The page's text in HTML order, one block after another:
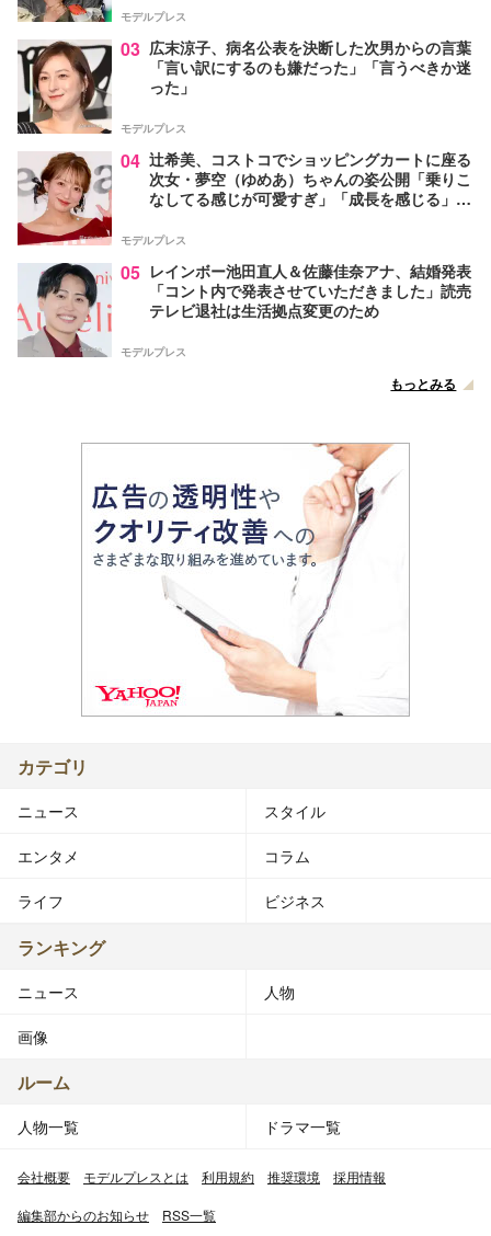
モデルプレス
03 広末涼子、病名公表を決断した次男からの言葉
「言い訳にするのも嫌だった」「言うべきか迷
った」
モデルプレス
04 辻希美、コストコでショッピングカートに座る
次女・夢空（ゆめあ）ちゃんの姿公開「乗りこ
なしてる感じが可愛すぎ」「成長を感じる」の
モデルプレス
05 レインボー池田直人＆佐藤佳奈アナ、結婚発表
「コント内で発表させていただきました」読売
テレビ退社は生活拠点変更のため
モデルプレス
もっとみる
カテゴリ
ニュース スタイル
エンタメ コラム
ライフ ビジネス
ランキング
ニュース 人物
画像
ルーム
人物一覧 ドラマ一覧
会社概要 モデルプレスとは 利用規約 推奨環境 採用情報
編集部からのお知らせ RSS一覧